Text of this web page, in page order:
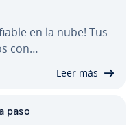
en la nube! Tus
con…
Leer más
paso